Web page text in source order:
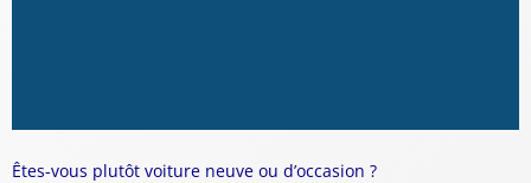
Êtes-vous plutôt voiture neuve ou d’occasion ?